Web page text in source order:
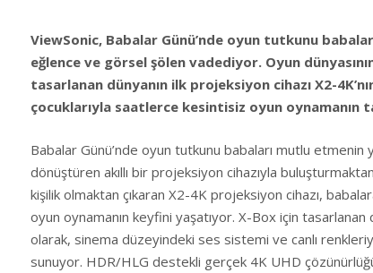
ViewSonic, Babalar Günü’nde oyun tutkunu
eğlence ve görsel şölen vadediyor. Oyun
tasarlanan dünyanın ilk projeksiyon cihazı X2-
çocuklarıyla saatlerce kesintisiz oyun oynamanın
Babalar Günü’nde oyun tutkunu babaları mutlu etmenin
dönüştüren akıllı bir projeksiyon cihazıyla
kişilik olmaktan çıkaran X2-4K projeksiyon cihazı,
oyun oynamanın keyfini yaşatıyor. X-Box için tasarlanan
olarak, sinema düzeyindeki ses sistemi ve canlı
sunuyor. HDR/HLG destekli gerçek 4K UHD